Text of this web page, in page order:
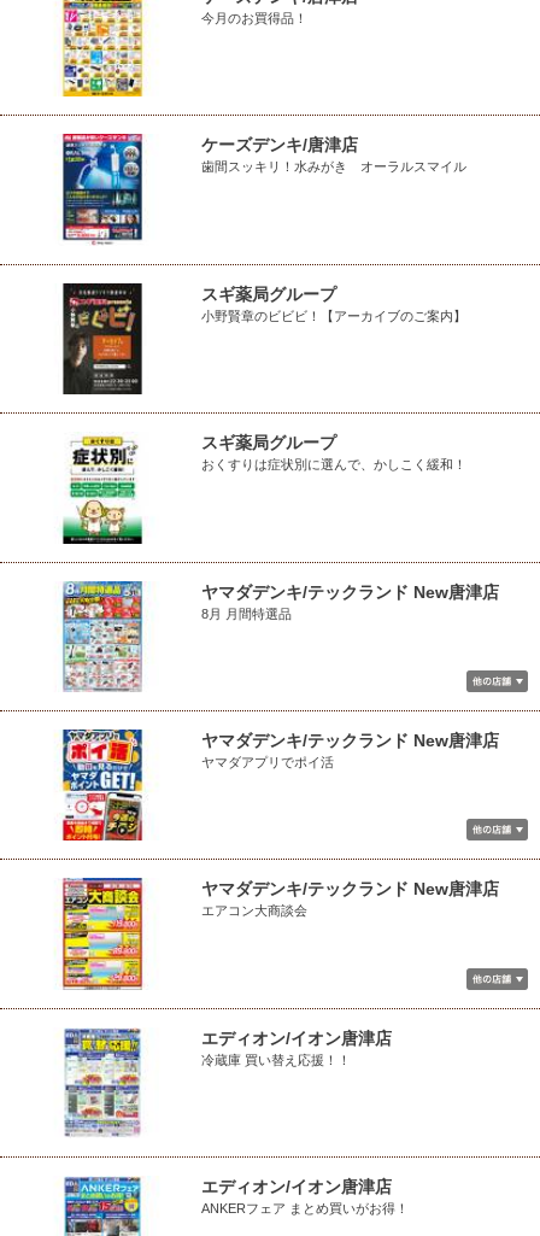
今月のお買得品！
ケーズデンキ/唐津店
歯間スッキリ！水みがき オーラルスマイル
スギ薬局グループ
小野賢章のビビビ！【アーカイブのご案内】
スギ薬局グループ
おくすりは症状別に選んで、かしこく緩和！
ヤマダデンキ/テックランド New唐津店
8月 月間特選品
ヤマダデンキ/テックランド New唐津店
ヤマダアプリでポイ活
ヤマダデンキ/テックランド New唐津店
エアコン大商談会
エディオン/イオン唐津店
冷蔵庫 買い替え応援！！
エディオン/イオン唐津店
ANKERフェア まとめ買いがお得！